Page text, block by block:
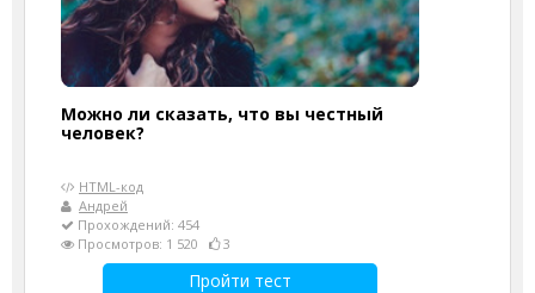
Можно ли сказать, что вы честный
человек?
HTML-код
Андрей
Прохождений: 454
Просмотров: 1 520
3
Пройти тест